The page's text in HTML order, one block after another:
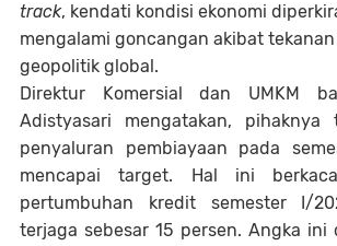
track, kendati kondisi ekonomi
mengalami goncangan akibat
geopolitik global.
Direktur Komersial dan UMKM
Adistyasari mengatakan, pihaknya
penyaluran pembiayaan pada
mencapai target. Hal ini
pertumbuhan kredit semester I/
terjaga sebesar 15 persen. Angka